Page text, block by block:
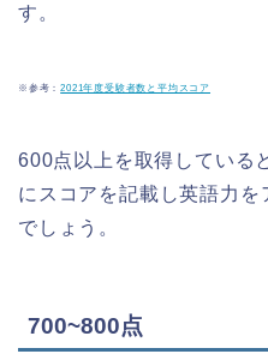
す。
※参考：2021年度受験者数と平均スコア
600点以上を取得している
にスコアを記載し英語力を
でしょう。
700~800点